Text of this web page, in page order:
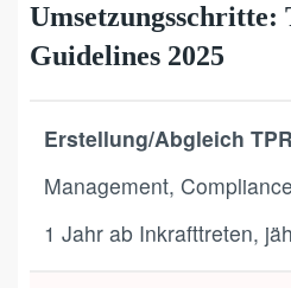
Umsetzungsschritte:
Guidelines 2025
Erstellung/Abgleich
Management, Compliance
1 Jahr ab Inkrafttreten,